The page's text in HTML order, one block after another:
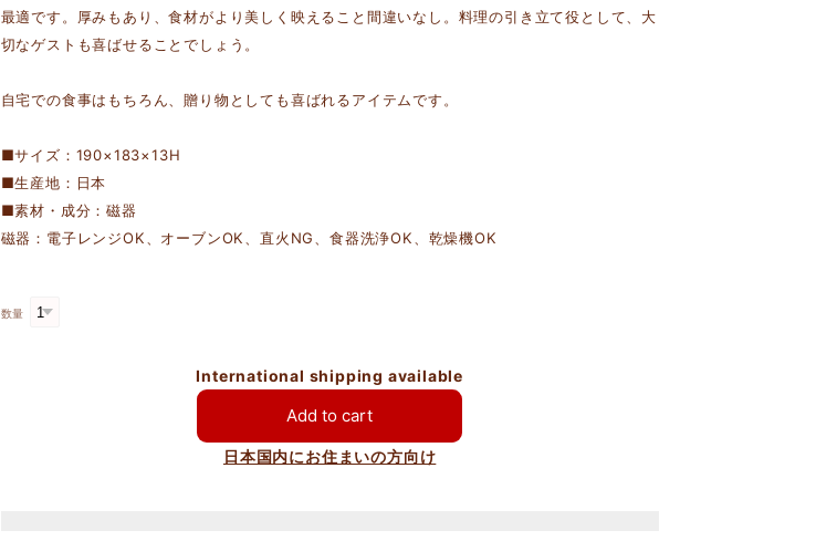
最適です。厚みもあり、食材がより美しく映えること間違いなし。料理の引き立て役として、大
切なゲストも喜ばせることでしょう。
自宅での食事はもちろん、贈り物としても喜ばれるアイテムです。
■サイズ：190×183×13H
■生産地：日本
■素材・成分：磁器
磁器：電子レンジOK、オーブンOK、直火NG、食器洗浄OK、乾燥機OK
数量
International shipping available
Add to cart
日本国内にお住まいの方向け